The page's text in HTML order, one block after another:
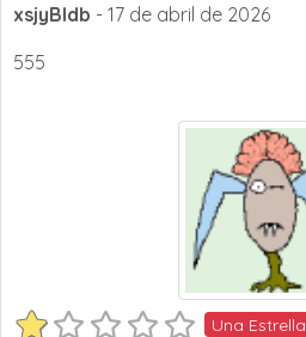
xsjyBldb - 17 de abril de 2026
555
Una Estrella